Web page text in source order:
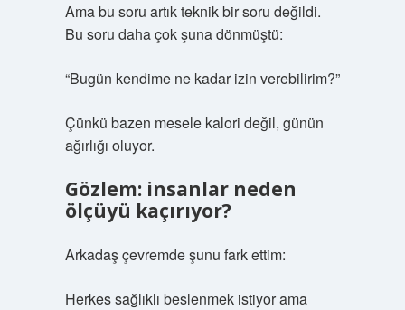
Ama bu soru artık teknik bir soru değildi.
Bu soru daha çok şuna dönmüştü:
“Bugün kendime ne kadar izin verebilirim?”
Çünkü bazen mesele kalori değil, günün
ağırlığı oluyor.
Gözlem: insanlar neden
ölçüyü kaçırıyor?
Arkadaş çevremde şunu fark ettim:
Herkes sağlıklı beslenmek istiyor ama